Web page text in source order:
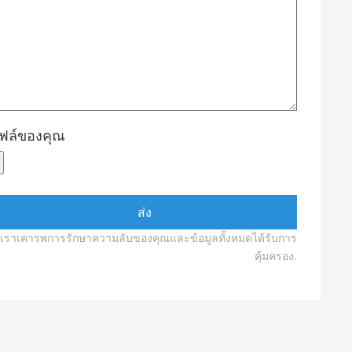
ล์ของคุณ
ราเคารพการรักษาความลับของคุณและข้อมูลทั้งหมดได้รับการ
คุ้มครอง.